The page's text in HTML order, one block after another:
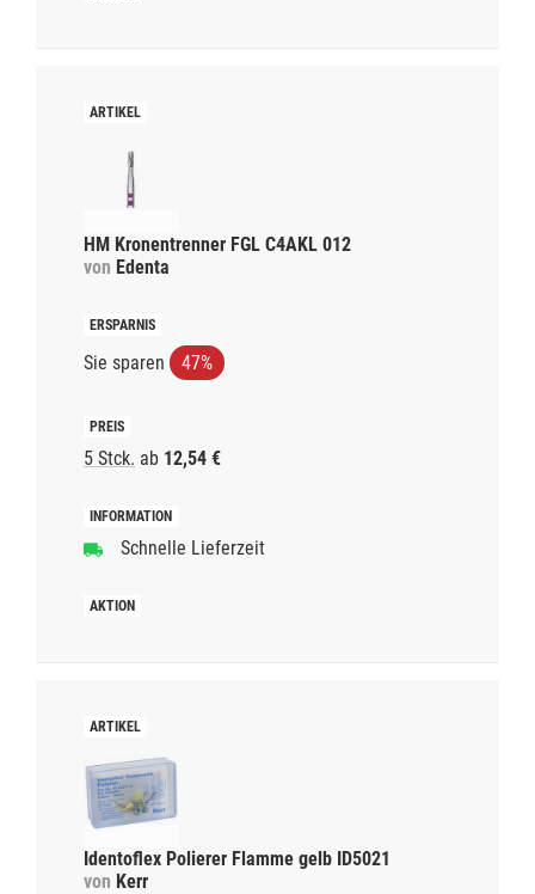
HM Kronentrenner FGL C4AKL 012
von Edenta
Sie sparen 47%
5 Stck. ab 12,54 €
Schnelle Lieferzeit
Identoflex Polierer Flamme gelb ID5021
von Kerr